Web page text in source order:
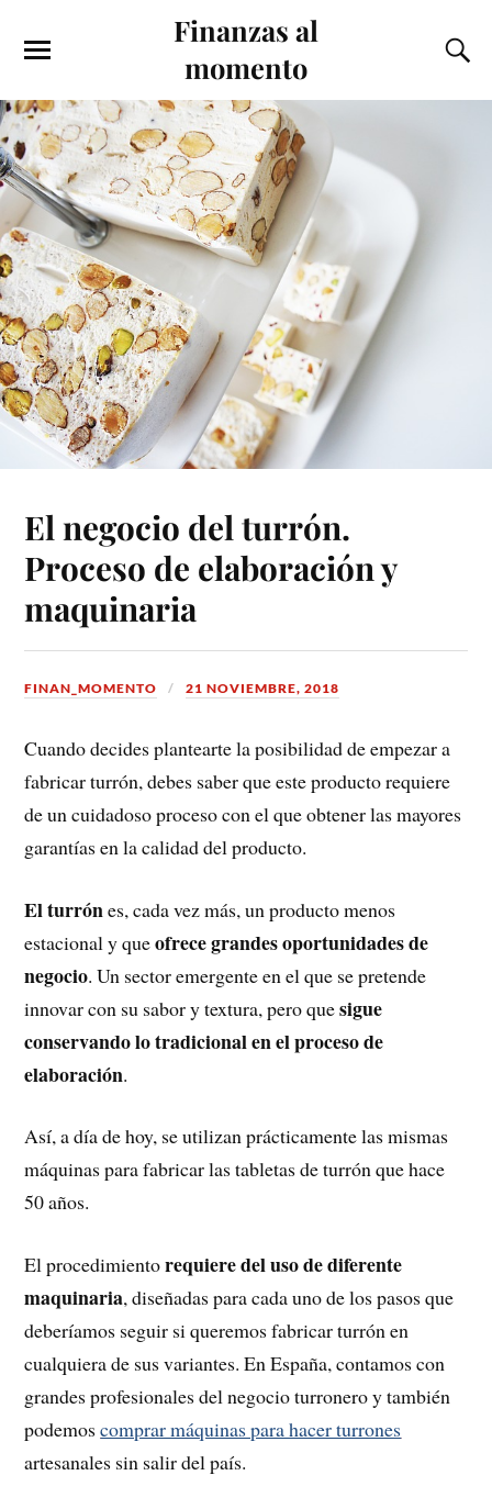
Finanzas al
momento
El negocio del turrón.
Proceso de elaboración y
maquinaria
FINAN_MOMENTO 21 NOVIEMBRE, 2018
Cuando decides plantearte la posibilidad de empezar a
fabricar turrón, debes saber que este producto requiere
de un cuidadoso procesocon el que obtener las mayores
garantías en la calidad del producto.
El turrónes, cada vez más, un producto menos
estacional y queofrece grandes oportunidades de
negocio. Un sector emergente en el que se pretende
innovar con su sabor y textura, pero quesigue
conservando lo tradicional en el proceso de
elaboración.
Así, a día de hoy, se utilizan prácticamente las mismas
máquinas para fabricar las tabletas de turrón que hace
50 años.
El procedimientorequiere del uso de diferente
maquinaria, diseñadas para cada uno de los pasos que
deberíamos seguir si queremos fabricar turrón en
cualquiera de sus variantes. En España, contamos con
grandes profesionales del negocio turronero y también
podemoscomprar máquinas para hacer turrones
artesanales sin salir del país.